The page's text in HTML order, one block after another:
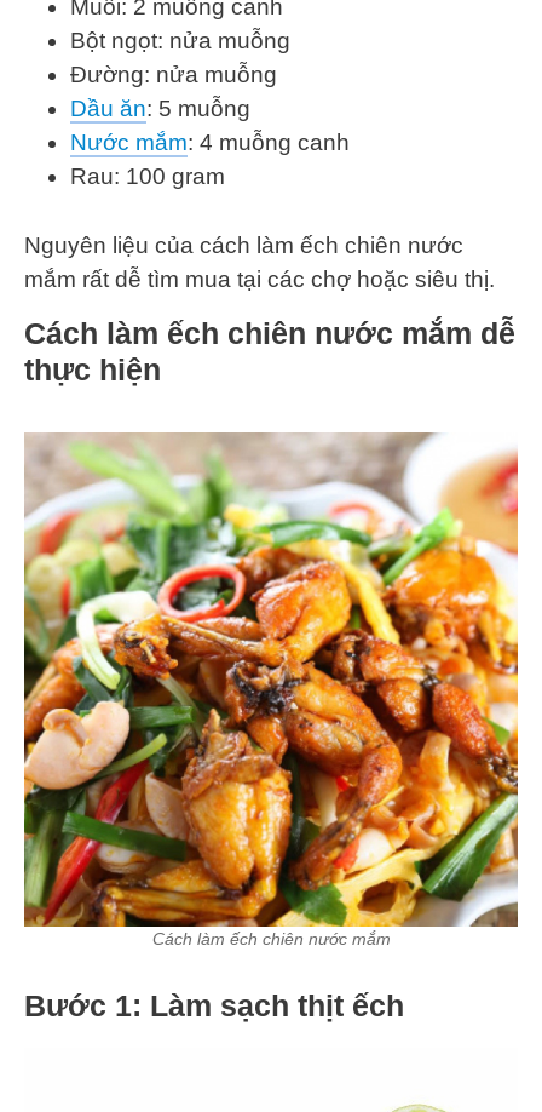
Muối: 2 muỗng canh
Bột ngọt: nửa muỗng
Đường: nửa muỗng
Dầu ăn: 5 muỗng
Nước mắm: 4 muỗng canh
Rau: 100 gram
Nguyên liệu của cách làm ếch chiên nước
mắm rất dễ tìm mua tại các chợ hoặc siêu thị.
Cách làm ếch chiên nước mắm dễ
thực hiện
Cách làm ếch chiên nước mắm
Bước 1: Làm sạch thịt ếch